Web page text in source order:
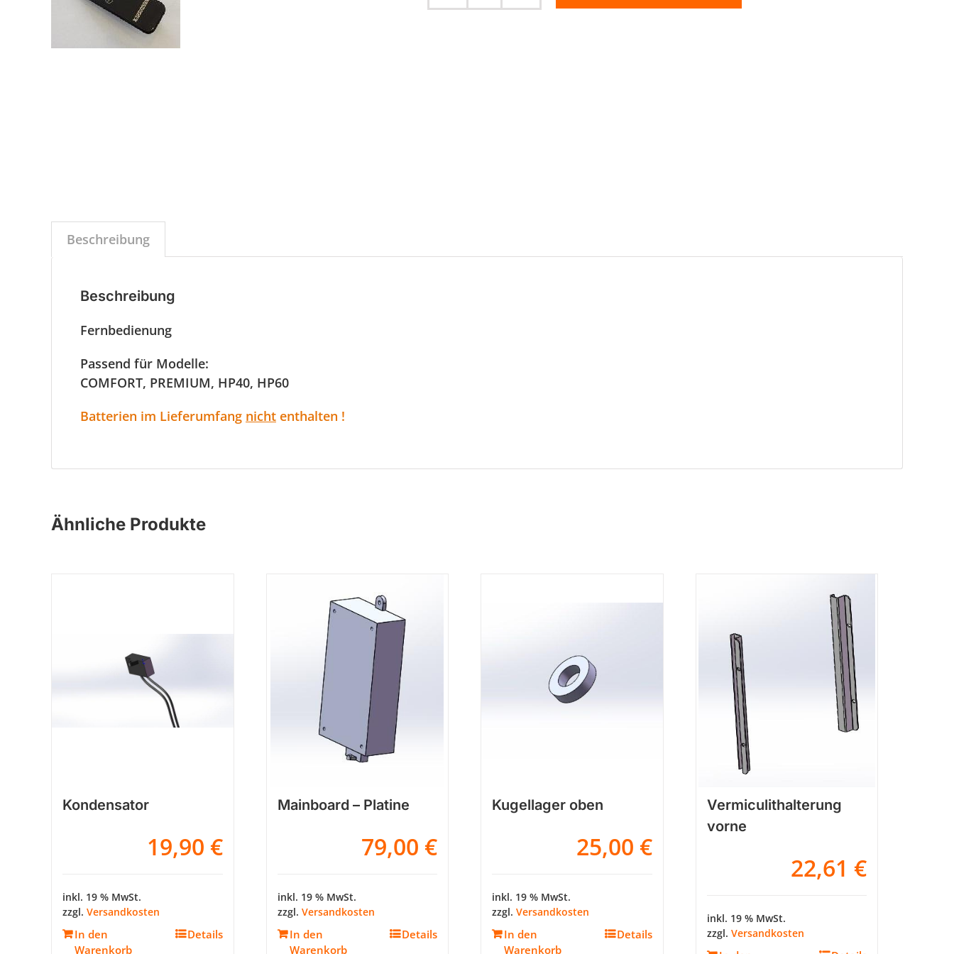
Beschreibung
Beschreibung
Fernbedienung
Passend für Modelle:
COMFORT, PREMIUM, HP40, HP60
Batterien im Lieferumfang nicht enthalten !
Ähnliche Produkte
Kondensator
19,90 €
inkl. 19 % MwSt.
zzgl. Versandkosten
In den
Warenkorb
Details
Mainboard – Platine
79,00 €
inkl. 19 % MwSt.
zzgl. Versandkosten
In den
Warenkorb
Details
Kugellager oben
25,00 €
inkl. 19 % MwSt.
zzgl.Versandkosten
In den
Warenkorb
Details
Vermiculithalterung
vorne
22,61 €
inkl. 19 % MwSt.
zzgl. Versandkosten